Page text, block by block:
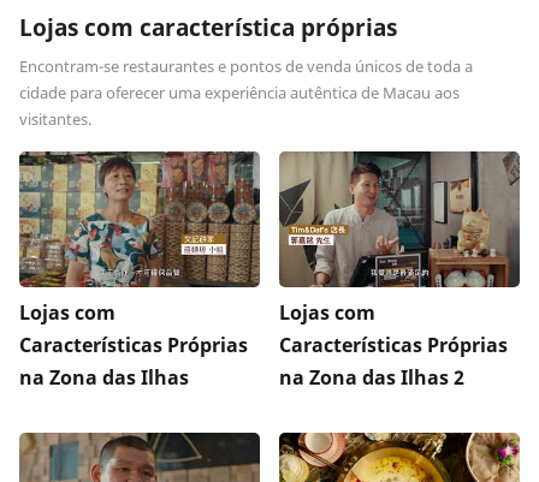
Lojas com característica próprias
Encontram-se restaurantes e pontos de venda únicos de toda a
cidade para oferecer uma experiência autêntica de Macau aos
visitantes.
Lojas com
Características Próprias
na Zona das Ilhas
Lojas com
Características Próprias
na Zona das Ilhas 2